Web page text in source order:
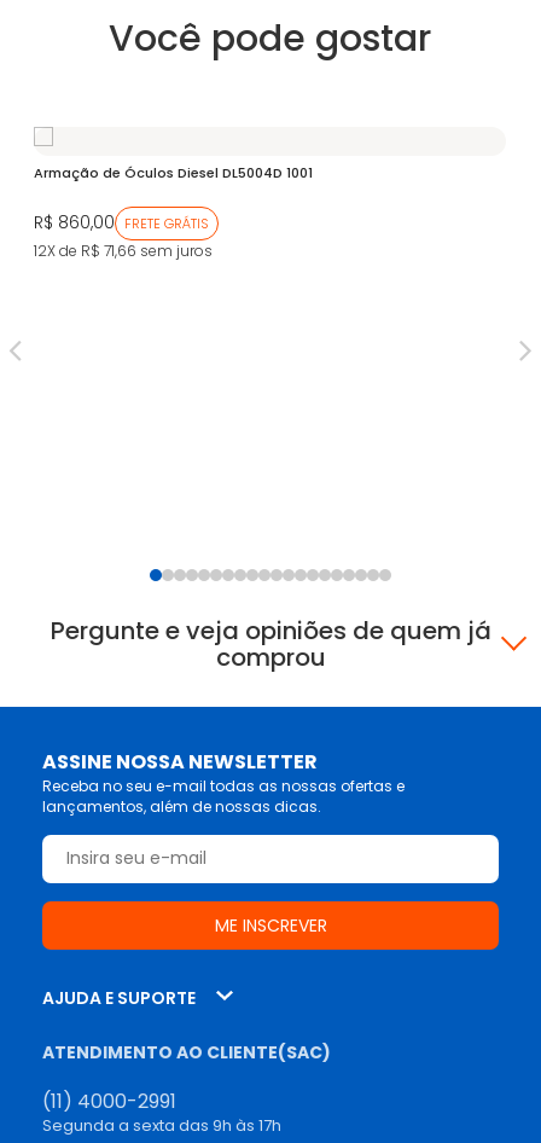
Você pode gostar
Armação de Óculos Diesel DL5004D 1001
R$ 860,00 FRETE GRÁTIS
12X de R$ 71,66 sem juros
Pergunte e veja opiniões de quem já
comprou
ASSINE NOSSA NEWSLETTER
Receba no seu e-mail todas as nossas ofertas e
lançamentos, além de nossas dicas.
AJUDA E SUPORTE
ATENDIMENTO AO CLIENTE(SAC)
(11) 4000-2991
Segunda a sexta das 9h às 17h